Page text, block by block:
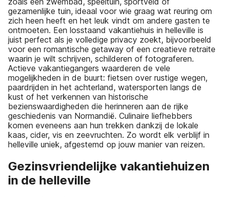
gezamenlijke tuin, ideaal voor wie graag wat reuring om
zich heen heeft en het leuk vindt om andere gasten te
ontmoeten. Een losstaand vakantiehuis in helleville is
juist perfect als je volledige privacy zoekt, bijvoorbeeld
voor een romantische getaway of een creatieve retraite
waarin je wilt schrijven, schilderen of fotograferen.
Actieve vakantiegangers waarderen de vele
mogelijkheden in de buurt: fietsen over rustige wegen,
paardrijden in het achterland, watersporten langs de
kust of het verkennen van historische
bezienswaardigheden die herinneren aan de rijke
geschiedenis van Normandië. Culinaire liefhebbers
komen eveneens aan hun trekken dankzij de lokale
kaas, cider, vis en zeevruchten. Zo wordt elk verblijf in
helleville uniek, afgestemd op jouw manier van reizen.
Gezinsvriendelijke vakantiehuizen
in de helleville